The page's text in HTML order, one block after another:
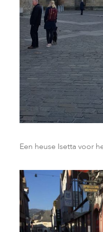
Een heuse Isetta voor